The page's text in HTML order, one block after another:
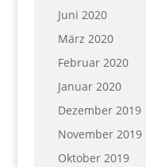
Juni 2020
März 2020
Februar 2020
Januar 2020
Dezember 2019
November 2019
Oktober 2019